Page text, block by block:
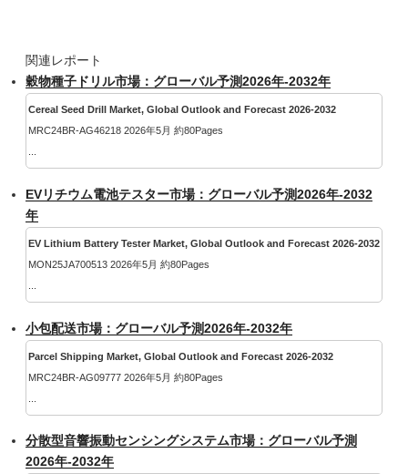
関連レポート
穀物種子ドリル市場：グローバル予測2026年-2032年
Cereal Seed Drill Market, Global Outlook and Forecast 2026-2032
MRC24BR-AG46218 2026年5月 約80Pages
EVリチウム電池テスター市場：グローバル予測2026年-2032
年
EV Lithium Battery Tester Market, Global Outlook and Forecast 2026-2032
MON25JA700513 2026年5月 約80Pages
小包配送市場：グローバル予測2026年-2032年
Parcel Shipping Market, Global Outlook and Forecast 2026-2032
MRC24BR-AG09777 2026年5月 約80Pages
分散型音響振動センシングシステム市場：グローバル予測
2026年-2032年